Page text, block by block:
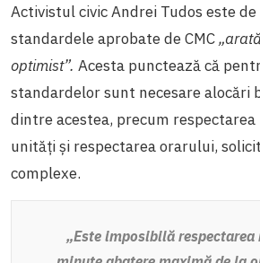
Activistul civic Andrei Tudos este
standardele aprobate de CMC
optimist”. Acesta punctează că
standardelor sunt necesare alocări
dintre acestea, precum
unități și respectarea orarului,
complexe.
„Este imposibilă respectarea